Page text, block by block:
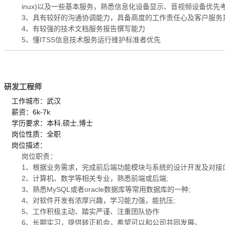
inux)以及一些基本服务，熟悉信息化设备显示、音视频设备优先考
3、具有较好的沟通协调能力，具备高度的工作责任心及客户服务
4、有较强的技术文档服务报告撰写能力
5、懂ITSS信息技术服务运行维护标准者优先
研发工程师
工作城市：武汉
薪资：6k-7k
学历要求：本科,硕士,博士
岗位性质：全职
岗位描述：
岗位职责：
1、根据业务需求，完成前后端功能模块与系统的设计开发及对接
2、计算机、数学等相关专业，熟悉前端或后端;
3、熟悉MySQL或者oracle数据库等常用数据库的一种;
4、对软件开发有浓厚兴趣，学习能力强，能抗压;
5、工作积极主动、踏实严谨、注重团队协作
6、长期实习，提供转正机会，希望可以和公司共同发展。